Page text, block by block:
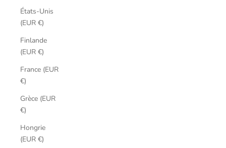
États-Unis
(EUR €)
Finlande
(EUR €)
France (EUR
€)
Grèce (EUR
€)
Hongrie
(EUR €)